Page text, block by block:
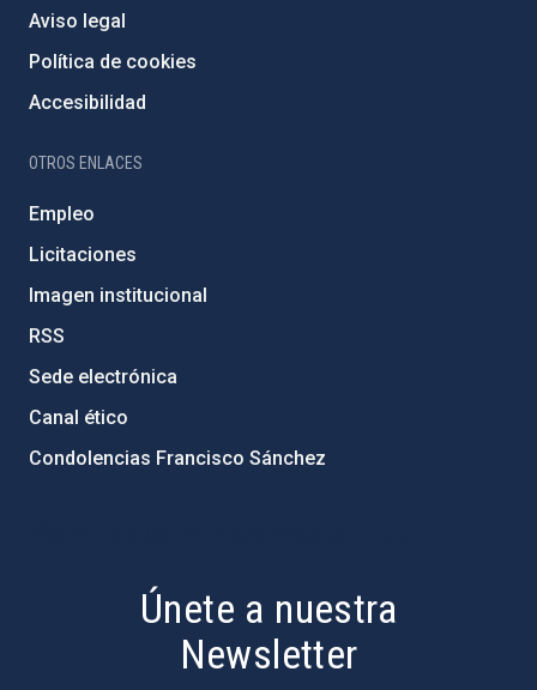
Aviso legal
Política de cookies
Accesibilidad
OTROS ENLACES
Empleo
Licitaciones
Imagen institucional
RSS
Sede electrónica
Canal ético
Condolencias Francisco Sánchez
Únete a nuestra
Newsletter